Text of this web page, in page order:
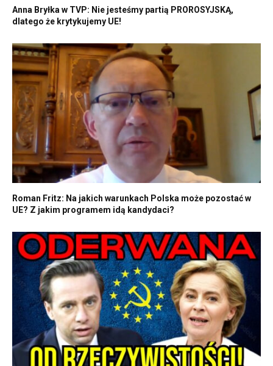
Anna Bryłka w TVP: Nie jesteśmy partią PROROSYJSKĄ,
dlatego że krytykujemy UE!
Roman Fritz: Na jakich warunkach Polska może pozostać w
UE? Z jakim programem idą kandydaci?